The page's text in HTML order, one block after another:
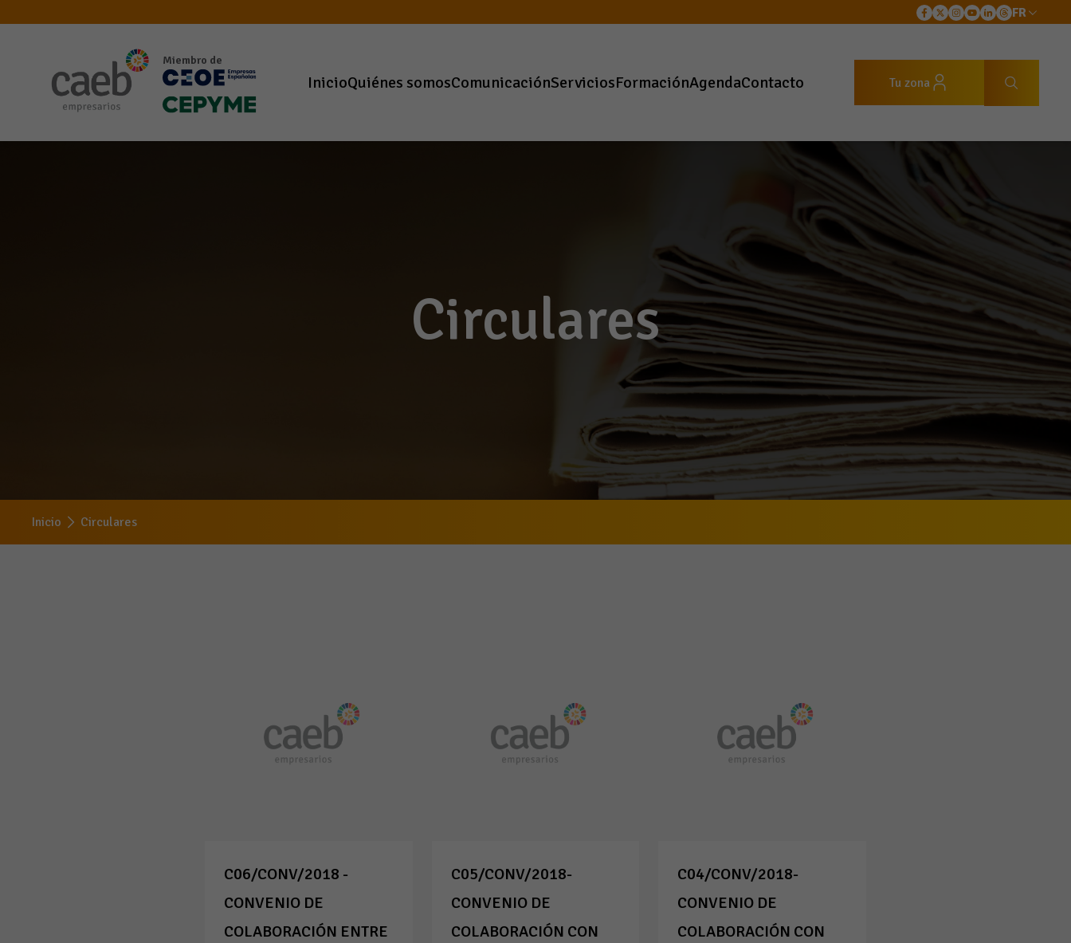
FR
Miembro de
InicioQuiénes somosComunicaciónServiciosFormaciónAgendaContacto Tu zona
Circulares
Inicio Circulares
C06/CONV/2018 -
CONVENIO DE
COLABORACIÓN ENTRE
C05/CONV/2018-
CONVENIO DE
COLABORACIÓN CON
C04/CONV/2018-
CONVENIO DE
COLABORACIÓN CON